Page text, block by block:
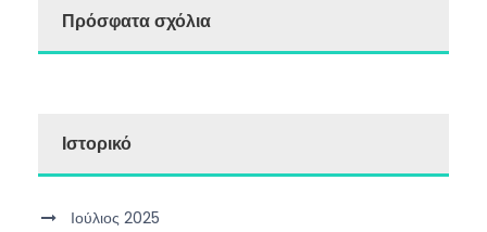
Πρόσφατα σχόλια
Ιστορικό
Ιούλιος 2025